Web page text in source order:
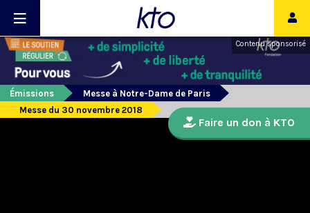
Contenu sponsorisé
Émissions
Messe à Notre-Dame de Paris
Messe du 30 novembre 2018
Faire un don à KTO